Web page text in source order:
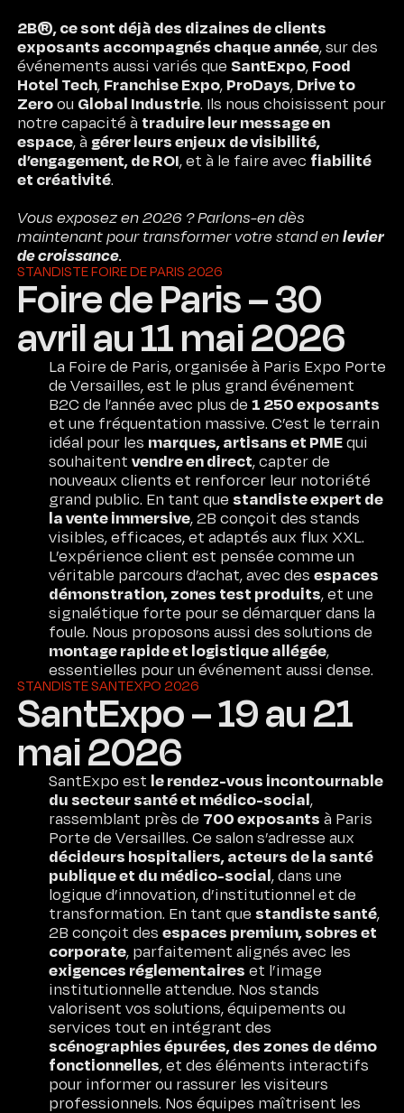
Accueil
2B®, ce sont déjà des dizaines de clients
exposants accompagnés chaque année, sur des
événements aussi variés queSantExpo, Food
Hotel Tech, Franchise Expo, ProDays, Drive to
Zeroou Global Industrie. Ils nous choisissent pour
notre capacité à traduire leur message en
espace, à gérer leurs enjeux de visibilité,
d’engagement, de ROI, et à le faire avec fiabilité
et créativité.
Vous exposez en 2026 ? Parlons-en dès
maintenant pour transformer votre stand enlevier
de croissance.
Foire de Paris – 30
avril au 11 mai 2026
STANDISTE FOIRE DE PARIS 2026
La Foire de Paris, organisée à Paris Expo Porte
de Versailles, est le plus grand événement
B2C de l’année avec plus de 1 250 exposants
et une fréquentation massive. C’est le terrain
idéal pour les marques, artisans et PMEqui
souhaitent vendre en direct, capter de
nouveaux clients et renforcer leur notoriété
grand public. En tant que standiste expert de
la vente immersive, 2B conçoit des stands
visibles, efficaces, et adaptés aux flux XXL.
L’expérience client est pensée comme un
véritable parcours d’achat, avec des espaces
démonstration, zones test produits, et une
signalétique forte pour se démarquer dans la
foule. Nous proposons aussi des solutions de
montage rapide et logistique allégée,
essentielles pour un événement aussi dense.
SantExpo – 19 au 21
mai 2026
STANDISTE SANTEXPO 2026
SantExpo est le rendez-vous incontournable
du secteur santé et médico-social,
rassemblant près de 700 exposants à Paris
Porte de Versailles. Ce salon s’adresse aux
décideurs hospitaliers, acteurs de la santé
publique et du médico-social, dans une
logique d’innovation, d’institutionnel et de
transformation. En tant que standiste santé,
2B conçoit des espaces premium, sobres et
corporate, parfaitement alignés avec les
exigences réglementaires et l’image
institutionnelle attendue. Nos stands
valorisent vos solutions, équipements ou
services tout en intégrant des
scénographies épurées, des zones de démo
fonctionnelles, et des éléments interactifs
pour informer ou rassurer les visiteurs
professionnels. Nos équipes maîtrisent les